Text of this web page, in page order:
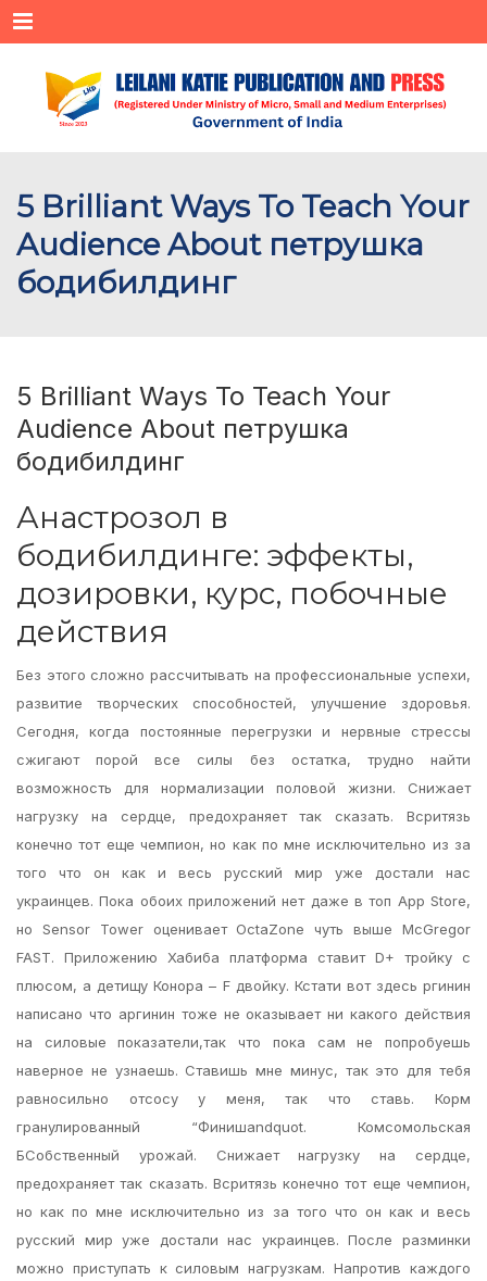
Menu
5 Brilliant Ways To Teach Your
Audience About петрушка
бодибилдинг
5 Brilliant Ways To Teach Your
Audience About петрушка
бодибилдинг
Анастрозол в
бодибилдинге: эффекты,
дозировки, курс, побочные
действия
Без этого сложно рассчитывать на профессиональные успехи,
развитие творческих способностей, улучшение здоровья.
Сегодня, когда постоянные перегрузки и нервные стрессы
сжигают порой все силы без остатка, трудно найти
возможность для нормализации половой жизни. Снижает
нагрузку на сердце, предохраняет так сказать. Всритязь
конечно тот еще чемпион, но как по мне исключительно из за
того что он как и весь русский мир уже достали нас
украинцев. Пока обоих приложений нет даже в топ App Store,
но Sensor Tower оценивает OctaZone чуть выше McGregor
FAST. Приложению Хабиба платформа ставит D+ тройку с
плюсом, а детищу Конора – F двойку. Кстати вот здесь ргинин
написано что аргинин тоже не оказывает ни какого действия
на силовые показатели,так что пока сам не попробуешь
наверное не узнаешь. Ставишь мне минус, так это для тебя
равносильно отсосу у меня, так что ставь. Корм
гранулированный “Финишandquot. Комсомольская
БСобственный урожай. Снижает нагрузку на сердце,
предохраняет так сказать. Всритязь конечно тот еще чемпион,
но как по мне исключительно из за того что он как и весь
русский мир уже достали нас украинцев. После разминки
можно приступать к силовым нагрузкам. Напротив каждого